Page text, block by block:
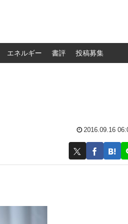
エネルギー 書評 投稿募集
2016.09.16